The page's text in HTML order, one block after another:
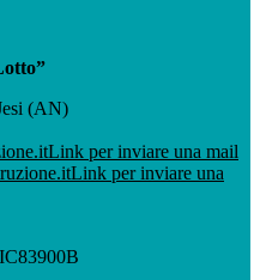
(AN)
Link per inviare una mail
Link per inviare una